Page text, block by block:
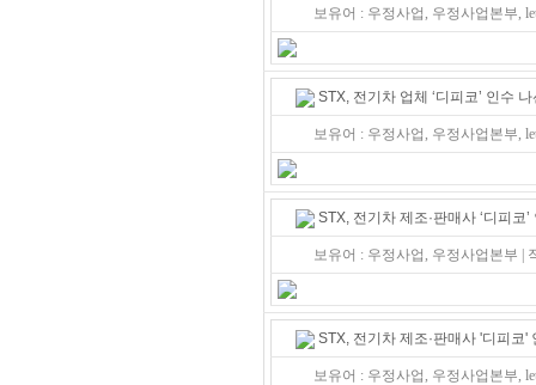
보유어 : 우정사업, 우정사업본부,
STX, 전기차 업체 ‘디피코’ 인수
보유어 : 우정사업, 우정사업본부,
STX, 전기차 제조·판매사 ‘디피코
보유어 : 우정사업, 우정사업본부
STX, 전기차 제조·판매사 '디피코'
보유어 : 우정사업, 우정사업본부,